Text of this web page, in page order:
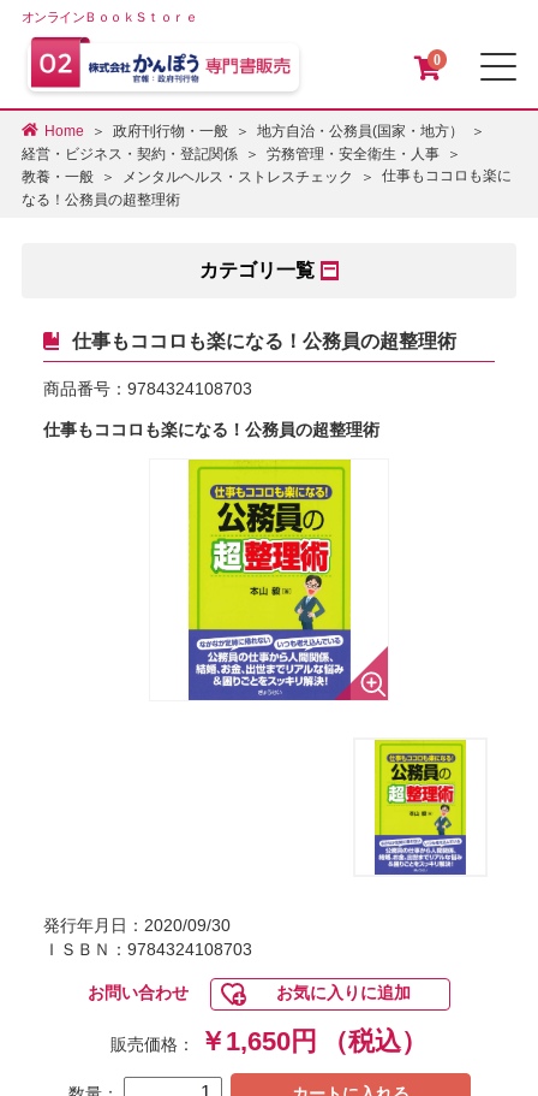
オンラインＢｏｏｋＳｔｏｒｅ
0
Home 政府刊行物・一般
地方自治・公務員(国家・地方）
経営・ビジネス・契約・登記関係
労務管理・安全衛生・人事
教養・一般
メンタルヘルス・ストレスチェック
仕事もココロも楽に
なる！公務員の超整理術
カテゴリ一覧
仕事もココロも楽になる！公務員の超整理術
商品番号： 9784324108703
仕事もココロも楽になる！公務員の超整理術
発行年月日：2020/09/30
ＩＳＢＮ：9784324108703
お問い合わせ お気に入りに追加
販売価格： ￥1,650円 （税込）